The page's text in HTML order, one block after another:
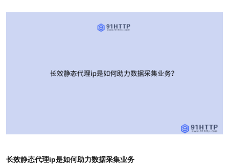
长效静态代理ip是如何助力数据采集业务